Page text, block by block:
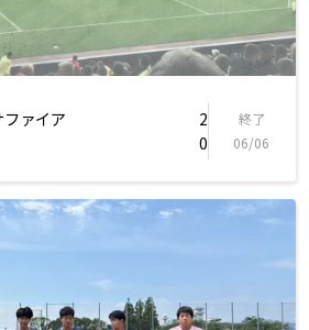
ァイア 2
0
終了
06/06